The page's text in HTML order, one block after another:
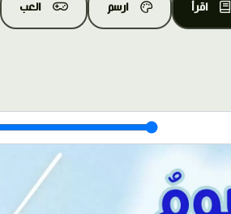
اقرأ ارسم العب